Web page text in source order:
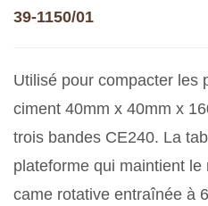
39-1150/01
Utilisé pour compacter les
ciment 40mm x 40mm x
trois bandes CE240. La
plateforme qui maintient
came rotative entraînée à